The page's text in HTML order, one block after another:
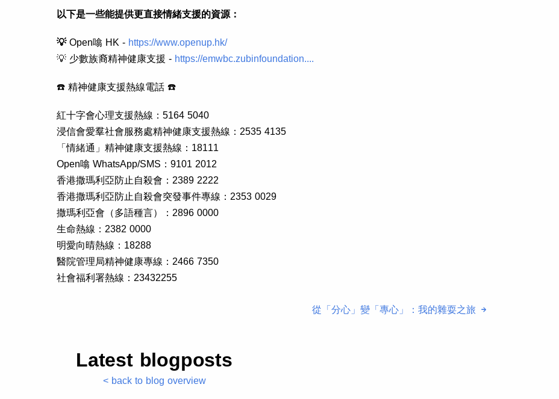
以下是一些能提供更直接情緒支援的資源：
💡Open噏 HK - https://www.openup.hk/
💡 少數族裔精神健康支援 - https://emwbc.zubinfoundation....
☎️ 精神健康支援熱線電話 ☎️
紅十字會心理支援熱線：5164 5040
浸信會愛羣社會服務處精神健康支援熱線： 2535 4135
「情緒通」精神健康支援熱線：18111
Open噏 WhatsApp/SMS：9101 2012
香港撒瑪利亞防止自殺會： 2389 2222
香港撒瑪利亞防止自殺會突發事件專線： 2353 0029
撒瑪利亞會（多語種言）： 2896 0000
生命熱線： 2382 0000
明愛向晴熱線：18288
醫院管理局精神健康專線： 2466 7350
社會福利署熱線： 23432255
從「分心」變「專心」：我的雜耍之旅
Latest blogposts
< back to blog overview